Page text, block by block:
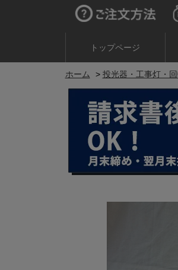
トップページ
ホーム > 投光器・工事灯・